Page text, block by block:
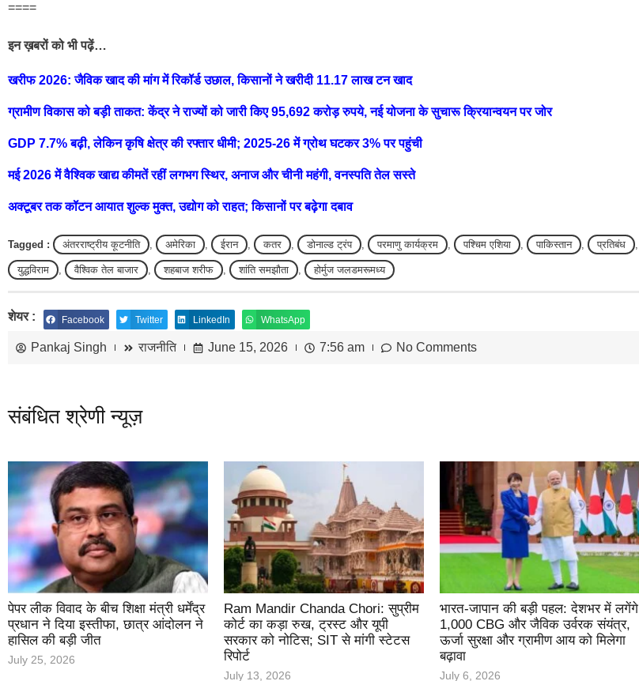
====
इन ख़बरों को भी पढ़ें…
खरीफ 2026: जैविक खाद की मांग में रिकॉर्ड उछाल, किसानों ने खरीदी 11.17 लाख टन खाद
ग्रामीण विकास को बड़ी ताकत: केंद्र ने राज्यों को जारी किए 95,692 करोड़ रुपये, नई योजना के सुचारू क्रियान्वयन पर जोर
GDP 7.7% बढ़ी, लेकिन कृषि क्षेत्र की रफ्तार धीमी; 2025-26 में ग्रोथ घटकर 3% पर पहुंची
मई 2026 में वैश्विक खाद्य कीमतें रहीं लगभग स्थिर, अनाज और चीनी महंगी, वनस्पति तेल सस्ते
अक्टूबर तक कॉटन आयात शुल्क मुक्त, उद्योग को राहत; किसानों पर बढ़ेगा दबाव
Tagged : अंतरराष्ट्रीय कूटनीति , अमेरिका , ईरान , कतर , डोनाल्ड ट्रंप , परमाणु कार्यक्रम , पश्चिम एशिया , पाकिस्तान , प्रतिबंध ,
युद्धविराम , वैश्विक तेल बाजार , शहबाज शरीफ , शांति समझौता , होर्मुज जलडमरूमध्य
शेयर : Facebook Twitter LinkedIn WhatsApp
Pankaj Singh राजनीति June 15, 2026 7:56 am No Comments
संबंधित श्रेणी न्यूज़
पेपर लीक विवाद के बीच शिक्षा मंत्री धर्मेंद्र
प्रधान ने दिया इस्तीफा, छात्र आंदोलन ने
हासिल की बड़ी जीत
July 25, 2026
Ram Mandir Chanda Chori: सुप्रीम
कोर्ट का कड़ा रुख, ट्रस्ट और यूपी
सरकार को नोटिस; SIT से मांगी स्टेटस
रिपोर्ट
July 13, 2026
भारत-जापान की बड़ी पहल: देशभर में लगेंगे
1,000 CBG और जैविक उर्वरक संयंत्र,
ऊर्जा सुरक्षा और ग्रामीण आय को मिलेगा
बढ़ावा
July 6, 2026